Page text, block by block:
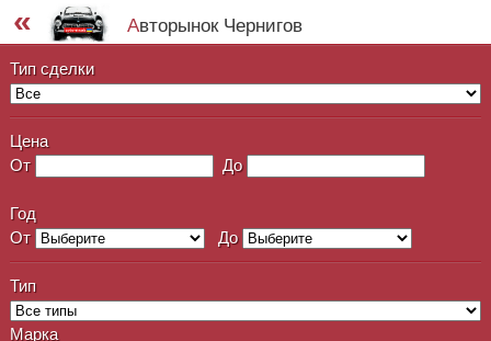
« Авторынок Чернигов
Тип сделки
Цена
От
До
Год
От
До
Тип
Марка